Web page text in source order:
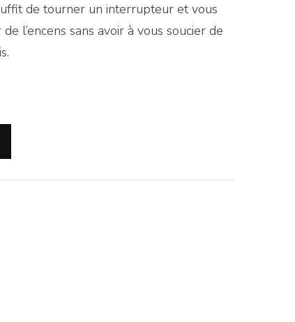
de tourner un interrupteur et vous
l’encens sans avoir à vous soucier de